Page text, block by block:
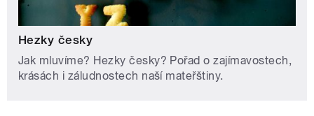
Hezky česky
Jak mluvíme? Hezky česky? Pořad o zajímavostech,
krásách i záludnostech naší mateřštiny.